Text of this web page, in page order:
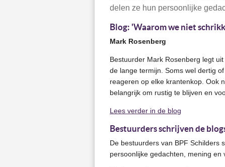
delen ze hun persoonlijke
Blog: 'Waarom we niet
Mark Rosenberg
Bestuurder Mark Rosenberg legt
de lange termijn. Soms wel dertig
reageren op elke krantenkop. Ook
belangrijk om rustig te blijven en
Lees verder in de blog
Bestuurders schrijven de
De bestuurders van BPF Schilders
persoonlijke gedachten, mening